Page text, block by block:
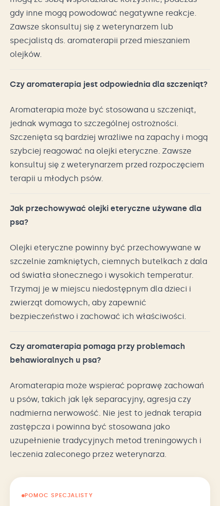
gdy inne mogą powodować negatywne reakcje.
Zawsze skonsultuj się z weterynarzem lub
specjalistą ds. aromaterapii przed mieszaniem
olejków.
Czy aromaterapia jest odpowiednia dla szczeniąt?
Aromaterapia może być stosowana u szczeniąt,
jednak wymaga to szczególnej ostrożności.
Szczenięta są bardziej wrażliwe na zapachy i mogą
szybciej reagować na olejki eteryczne. Zawsze
konsultuj się z weterynarzem przed rozpoczęciem
terapii u młodych psów.
Jak przechowywać olejki eteryczne używane dla
psa?
Olejki eteryczne powinny być przechowywane w
szczelnie zamkniętych, ciemnych butelkach z dala
od światła słonecznego i wysokich temperatur.
Trzymaj je w miejscu niedostępnym dla dzieci i
zwierząt domowych, aby zapewnić
bezpieczeństwo i zachować ich właściwości.
Czy aromaterapia pomaga przy problemach
behawioralnych u psa?
Aromaterapia może wspierać poprawę zachowań
u psów, takich jak lęk separacyjny, agresja czy
nadmierna nerwowość. Nie jest to jednak terapia
zastępcza i powinna być stosowana jako
uzupełnienie tradycyjnych metod treningowych i
leczenia zaleconego przez weterynarza.
POMOC SPECJALISTY